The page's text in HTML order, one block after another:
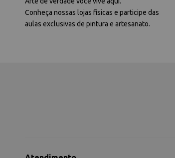
Conheça nossas lojas físicas e participe das
aulas exclusivas de pintura e artesanato.